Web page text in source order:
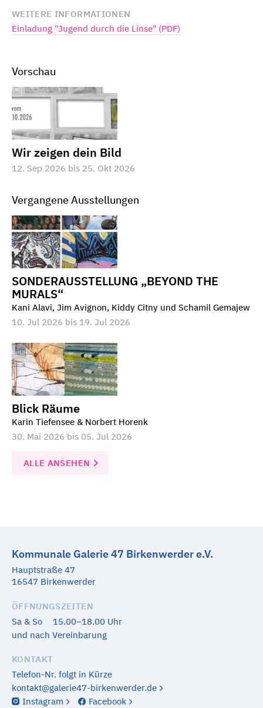
WEITERE INFORMATIONEN
Einladung "Jugend durch die Linse" (PDF)
Vorschau
Wir zeigen dein Bild
12. Sep 2026 bis 25. Okt 2026
Vergangene Ausstellungen
SONDERAUSSTELLUNG „BEYOND THE
MURALS“
Kani Alavi, Jim Avignon, Kiddy Citny und Schamil Gemajew
10. Jul 2026 bis 19. Jul 2026
Blick Räume
Karin Tiefensee & Norbert Horenk
30. Mai 2026 bis 05. Jul 2026
ALLE ANSEHEN
Kommunale Galerie 47 Birkenwerder e.V.
Hauptstraße 47
16547 Birkenwerder
ÖFFNUNGSZEITEN
Sa & So
15.00–18.00 Uhr
und nach Vereinbarung
KONTAKT
Telefon-Nr. folgt in Kürze
kontakt@galerie47-birkenwerder.de
Instagram
Facebook